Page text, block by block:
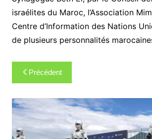
israélites du Maroc, l’Association
Centre d’Information des Nations
de plusieurs personnalités
Navigation
de
l’article
Précédent